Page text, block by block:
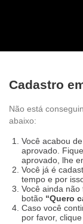
Cadastro
Não está
motivos abaixo:
Você acabou
aprovado.
aprovado, lhe
Você já é
muito tempo e
Você ainda
no botão
Caso você
site, por